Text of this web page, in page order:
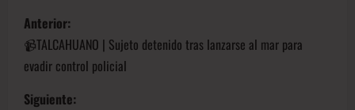
Anterior:
📹TALCAHUANO | Sujeto detenido tras lanzarse al mar para
evadir control policial
Siguiente: